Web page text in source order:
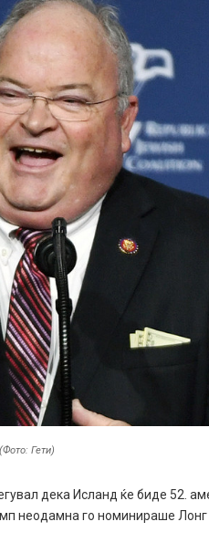
Гети)
дека Исланд ќе биде 52.
неодамна го номинираше